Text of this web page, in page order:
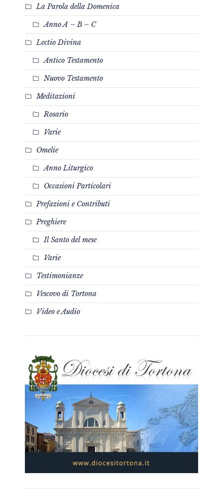
La Parola della Domenica
Anno A – B – C
Lectio Divina
Antico Testamento
Nuovo Testamento
Meditazioni
Rosario
Varie
Omelie
Anno Liturgico
Occasioni Particolari
Prefazioni e Contributi
Preghiere
Il Santo del mese
Varie
Testimonianze
Vescovo di Tortona
Video e Audio